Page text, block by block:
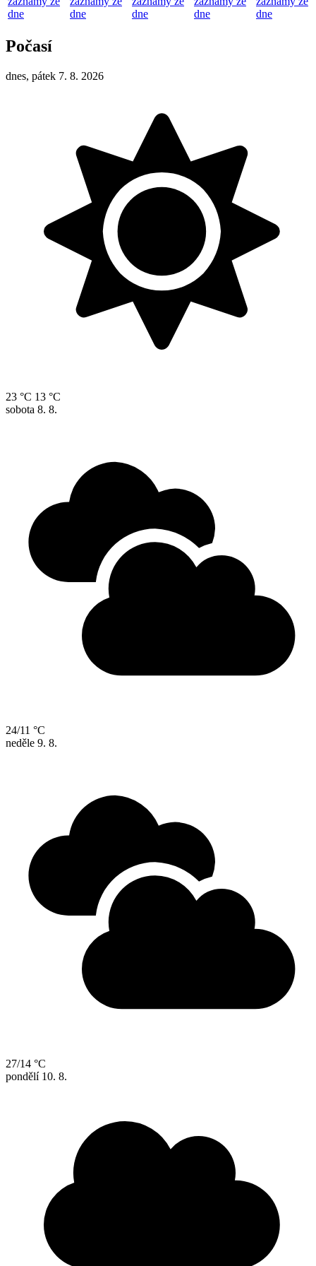
dne
dne
dne
dne
dne
Počasí
dnes, pátek 7. 8. 2026
23 °C 13 °C
sobota 8. 8.
24/11 °C
neděle 9. 8.
27/14 °C
pondělí 10. 8.